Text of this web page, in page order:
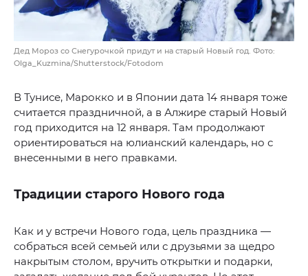
Дед Мороз со Снегурочкой придут и на старый Новый год. Фото:
Olga_Kuzmina/Shutterstock/Fotodom
В Тунисе, Марокко и в Японии дата 14 января тоже
считается праздничной, а в Алжире старый Новый
год приходится на 12 января. Там продолжают
ориентироваться на юлианский календарь, но с
внесенными в него правками.
Традиции старого Нового года
Как и у встречи Нового года, цель праздника —
собраться всей семьей или с друзьями за щедро
накрытым столом, вручить открытки и подарки,